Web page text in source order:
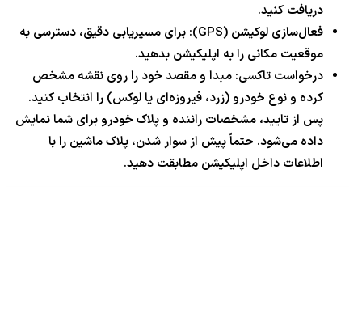
دریافت کنید.
فعال‌سازی لوکیشن (GPS): برای مسیریابی دقیق، دسترسی به
موقعیت مکانی را به اپلیکیشن بدهید.
درخواست تاکسی: مبدا و مقصد خود را روی نقشه مشخص
کرده و نوع خودرو (زرد، فیروزه‌ای یا لوکس) را انتخاب کنید.
پس از تایید، مشخصات راننده و پلاک خودرو برای شما نمایش
داده می‌شود. حتماً پیش از سوار شدن، پلاک ماشین را با
اطلاعات داخل اپلیکیشن مطابقت دهید.